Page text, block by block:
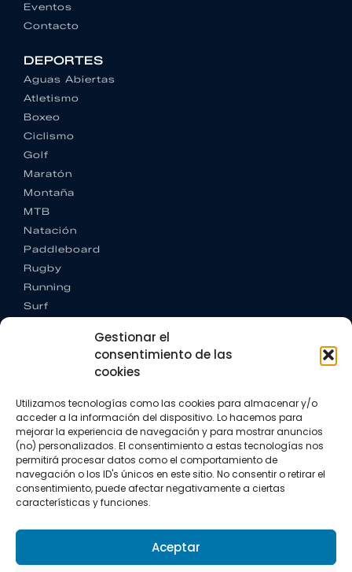
Gestionar el
consentimiento de las
cookies
Utilizamos tecnologías como las cookies para almacenar y/o
acceder a la información del dispositivo. Lo hacemos para
mejorar la experiencia de navegación y para mostrar anuncios
(no) personalizados. El consentimiento a estas tecnologías nos
permitirá procesar datos como el comportamiento de
navegación o los ID's únicos en este sitio. No consentir o retirar el
consentimiento, puede afectar negativamente a ciertas
características y funciones.
Aceptar
Eventos
Contacto
DEPORTES
Aguas Abiertas
Atletismo
Boxeo
Ciclismo
Golf
Maratón
Montaña
MTB
Natación
Paddleboard
Rugby
Running
Surf
CONTACTO
+34 662 342 177
info@vkssport.com
SÍGUENOS
Política de privacidad
Política de cookies